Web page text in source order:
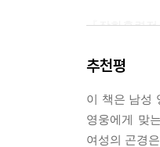
비는 물건이
… 한낱 여성
편 앞에서 서
자’로 만들어
『장화홍련
사이에 생긴
이렇듯 딸의
추천평
이 책은 남성
영웅에게 맞
여성의 곤경